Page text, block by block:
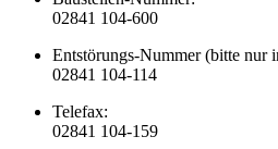
02841 104-600
Entstörungs-Nummer (bitte nur
02841 104-114
Telefax:
02841 104-159